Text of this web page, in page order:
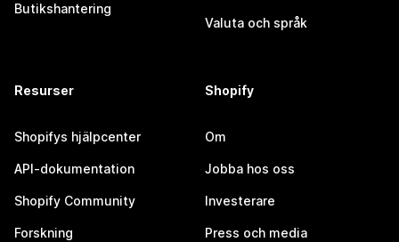
Butikshantering
Valuta och språk
Resurser
Shopifys hjälpcenter
API-dokumentation
Shopify Community
Forskning
Shopify
Om
Jobba hos oss
Investerare
Press och media